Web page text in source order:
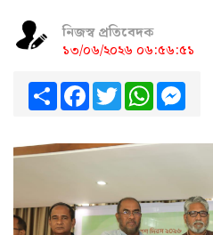
নিজস্ব প্রতিবেদক
১৩/০৬/২০২৬ ০৬:৫৬:৫১
ShareFacebook
TwitterWhatsApp